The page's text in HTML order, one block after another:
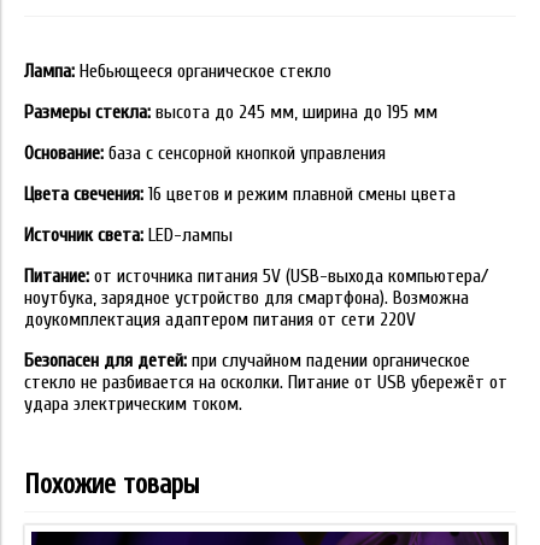
Лампа: Небьющееся органическое стекло
Размеры стекла: высота до 245 мм, ширина до 195 мм
Основание: база с сенсорной кнопкой управления
Цвета свечения: 16 цветов и режим плавной смены цвета
Источник света: LED-лампы
Питание: от источника питания 5V (USB-выхода компьютера/
ноутбука, зарядное устройство для смартфона). Возможна
доукомплектация адаптером питания от сети 220V
Безопасен для детей: при случайном падении органическое
стекло не разбивается на осколки. Питание от USB убережёт от
удара электрическим током.
Похожие товары